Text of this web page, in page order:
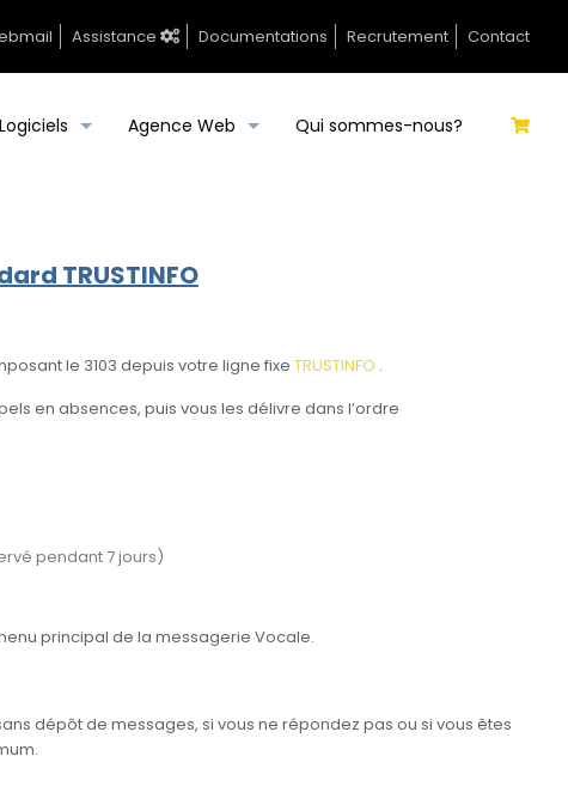
Assistance Documentations Recrutement Contact
Logiciels Agence Web Qui sommes-nous?
TRUSTINFO
le 3103 depuis votre ligne fixeTRUSTINFO .
en absences, puis vous les délivre dans l’ordre
pendant 7 jours)
principal de la messagerie Vocale.
dépôt de messages, si vous ne répondez pas ou si vous êtes